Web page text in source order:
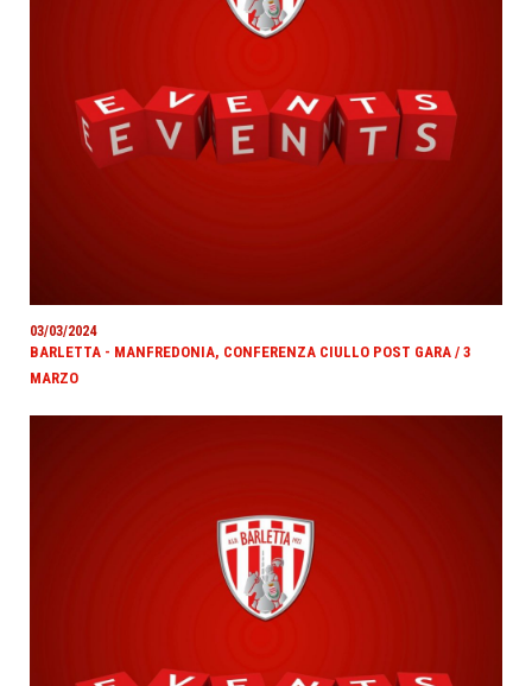
03/03/2024
BARLETTA - MANFREDONIA, CONFERENZA CIULLO POST GARA / 3
MARZO